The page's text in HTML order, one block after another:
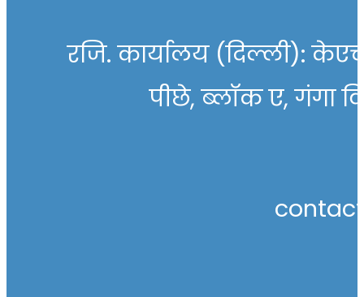
रजि. कार्यालय (दिल्ली):
पीछे, ब्लॉक ए, गंगा